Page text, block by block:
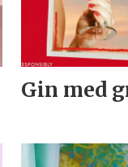
Gin med